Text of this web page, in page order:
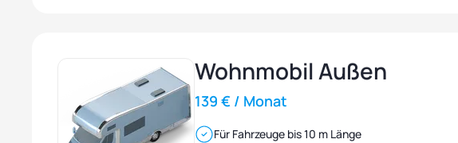
Wohnmobil Außen
139 € / Monat
Für Fahrzeuge bis 10 m Länge